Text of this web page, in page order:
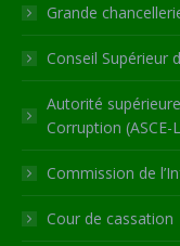
Grande
Conseil Supérieur
Autorité
Corruption (ASCE-
Commission de
Cour de cassation